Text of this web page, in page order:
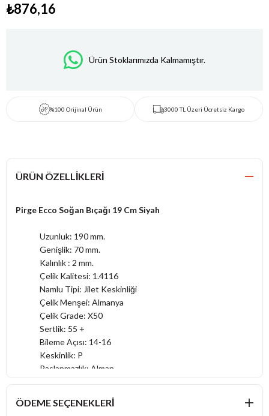
₺876,16
Ürün Stoklarımızda Kalmamıştır.
%100 Orijinal Ürün 3000 TL Üzeri Ücretsiz Kargo
ÜRÜN ÖZELLIKLERI
Pirge Ecco Soğan Bıçağı 19 Cm Siyah
Uzunluk: 190 mm.
Genişlik: 70 mm.
Kalınlık : 2 mm.
Çelik Kalitesi: 1.4116
Namlu Tipi: Jilet Keskinliği
Çelik Menşei: Almanya
Çelik Grade: X50
Sertlik: 55 +
Bileme Açısı: 14-16
Keskinlik: P
Paslanmazlık: Alman
Kimler İçin: Genç Şefler
ÖDEME SEÇENEKLERI